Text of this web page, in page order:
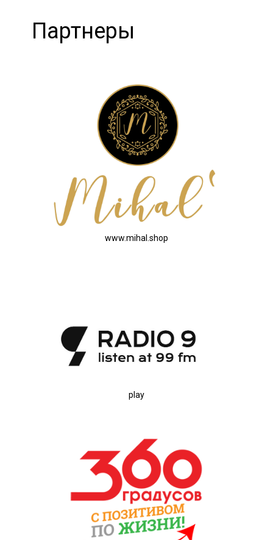
Партнеры
www.mihal.shop
play